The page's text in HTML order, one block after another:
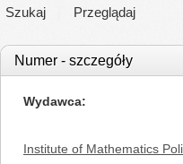
Szukaj Przeglądaj
Numer - szczegóły
Wydawca
Institute of Mathematics